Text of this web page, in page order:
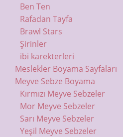
Ben Ten
Rafadan Tayfa
Brawl Stars
Şirinler
ibi karekterleri
Meslekler Boyama Sayfaları
Meyve Sebze Boyama
Kırmızı Meyve Sebzeler
Mor Meyve Sebzeler
Sarı Meyve Sebzeler
Yeşil Meyve Sebzeler